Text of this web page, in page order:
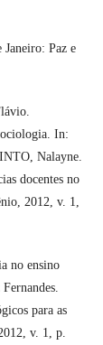
Paz e
In:
Nalayne.
docentes no
2012, v. 1,
no ensino
para as
v. 1, p.